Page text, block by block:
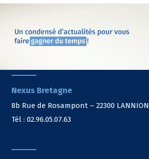
Nexus Bretagne
8b Rue de Rosampont – 22300 LANNION
Tél : 02.96.05.07.63